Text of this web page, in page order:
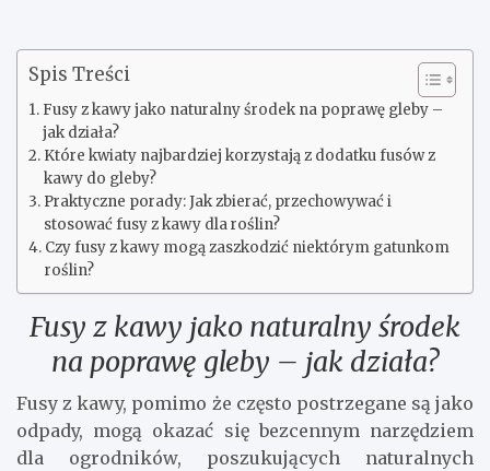
Spis Treści
Fusy z kawy jako naturalny środek na poprawę gleby –
jak działa?
Które kwiaty najbardziej korzystają z dodatku fusów z
kawy do gleby?
Praktyczne porady: Jak zbierać, przechowywać i
stosować fusy z kawy dla roślin?
Czy fusy z kawy mogą zaszkodzić niektórym gatunkom
roślin?
Fusy z kawy jako naturalny środek
na poprawę gleby – jak działa?
Fusy z kawy, pomimo że często postrzegane są jako
odpady, mogą okazać się bezcennym narzędziem
dla ogrodników, poszukujących naturalnych